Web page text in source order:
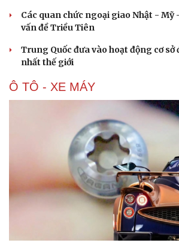
Các quan chức ngoại giao Nhật - Mỹ
vấn đề Triều Tiên
Trung Quốc đưa vào hoạt động cơ sở
nhất thế giới
Ô TÔ - XE MÁY